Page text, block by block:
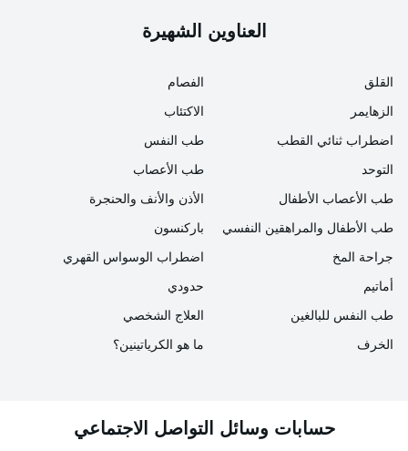
ما هو انخفاض ضغط الدم الوريدي البروتيني
من النادر أن يكون بروتين البروتين الشرياني التجلطي
اختبار جديد لاستبعاد احتمال تلوث عينة الدم بالهيبارين أو أي
مشكلة أخرى في القياس.
عندما تصل قيمة aptt، المقبولة في النطاقات المرجعية
المعتادة من 26 إلى 35، إلى 100 وما فوق، يحدث نزيف في
العناوين الشهيرة
القلق
الزهايمر
اضطراب ثنائي القطب
التوحد
طب الأعصاب الأطفال
الفصام
الاكتئاب
طب النفس
طب الأعصاب
الأذن والأنف والحنجرة
طب الأطفال والمراهقين النفسي
جراحة المخ
أماتيم
طب النفس للبالغين
الخرف
باركنسون
اضطراب الوسواس القهري
حدودي
العلاج الشخصي
ما هو الكرياتينين؟
حسابات وسائل التواصل الاجتماعي